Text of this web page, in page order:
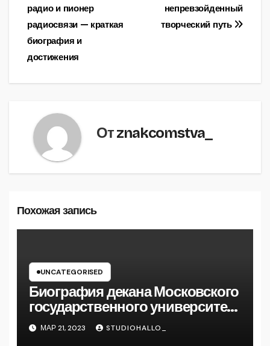
непревзойденный
творческий путь
радио и пионер
радиосвязи — краткая
биография и
достижения
Отznakcomstva_
Похожая запись
UNCATEGORISED
Биография декана Московского
государственного университета
Андрея Сидорова — от студента
до руководителя
МАР 21, 2023 STUDIOHALLO_